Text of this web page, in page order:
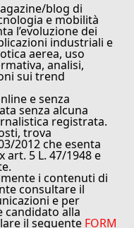
blog di
e mobilità
l’evoluzione dei
industriali e
aerea, uso
analisi,
sui trend
e senza
senza alcuna
registrata.
trova
2012 che esenta
5 L. 47/1948 e
i contenuti di
consultare il
e per
candidato alla
il seguente FORM